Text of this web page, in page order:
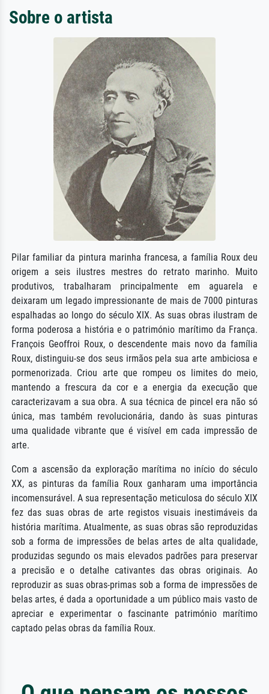
Sobre o artista
Pilar familiar da pintura marinha francesa, a família Roux deu
origem a seis ilustres mestres do retrato marinho. Muito
produtivos, trabalharam principalmente em aguarela e
deixaram um legado impressionante de mais de 7000 pinturas
espalhadas ao longo do século XIX. As suas obras ilustram de
forma poderosa a história e o património marítimo da França.
François Geoffroi Roux, o descendente mais novo da família
Roux, distinguiu-se dos seus irmãos pela sua arte ambiciosa e
pormenorizada. Criou arte que rompeu os limites do meio,
mantendo a frescura da cor e a energia da execução que
caracterizavam a sua obra. A sua técnica de pincel era não só
única, mas também revolucionária, dando às suas pinturas
uma qualidade vibrante que é visível em cada impressão de
arte.
Com a ascensão da exploração marítima no início do século
XX, as pinturas da família Roux ganharam uma importância
incomensurável. A sua representação meticulosa do século XIX
fez das suas obras de arte registos visuais inestimáveis da
história marítima. Atualmente, as suas obras são reproduzidas
sob a forma de impressões de belas artes de alta qualidade,
produzidas segundo os mais elevados padrões para preservar
a precisão e o detalhe cativantes das obras originais. Ao
reproduzir as suas obras-primas sob a forma de impressões de
belas artes, é dada a oportunidade a um público mais vasto de
apreciar e experimentar o fascinante património marítimo
captado pelas obras da família Roux.